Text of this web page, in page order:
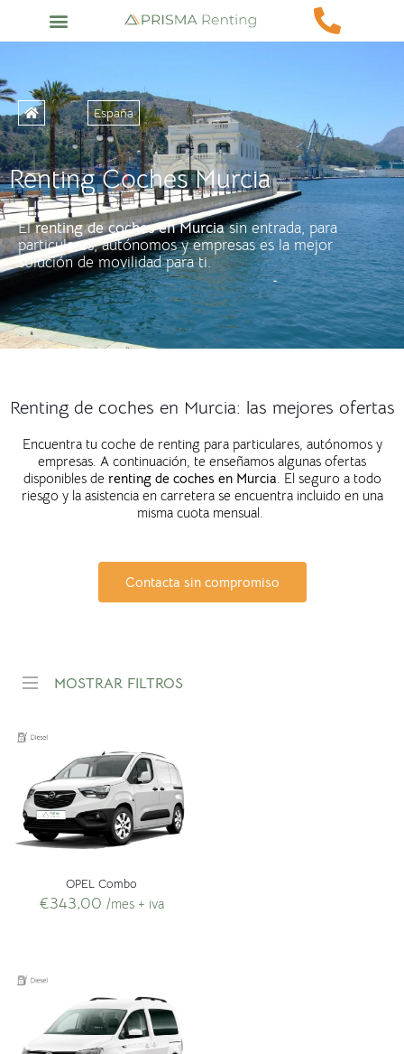
España
Renting Coches Murcia
Elrenting de coches enMurciasin entrada, para
particulares, autónomos y empresas es la mejor
solución de movilidad para ti.
Renting de coches en Murcia: las mejores ofertas
Encuentra tu coche de renting para particulares, autónomos y
empresas. A continuación, te enseñamos algunas ofertas
disponibles de renting de coches en Murcia. El seguro a todo
riesgo y la asistencia en carretera se encuentra incluido en una
misma cuota mensual.
Contacta sin compromiso
MOSTRAR FILTROS
OPEL Combo
€343,00 /mes + iva